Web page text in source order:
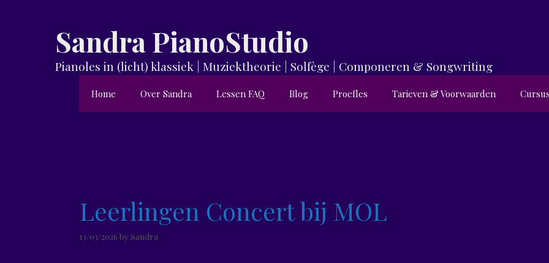
Sandra PianoStudio
Pianoles in (licht) klassiek | Muziektheorie | Solfège | Componeren & Songwriting
Home Over Sandra Lessen FAQ Blog Proefles Tarieven & Voorwaarden
Leerlingen Concert bij MOL
13/03/2026 by Sandra